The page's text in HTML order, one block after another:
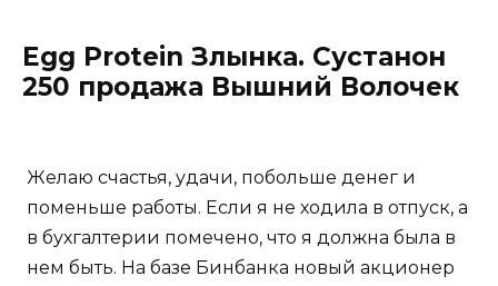
Egg Protein Злынка. Сустанон
250 продажа Вышний Волочек
Желаю счастья, удачи, побольше денег и
поменьше работы. Если я не ходила в отпуск, а
в бухгалтерии помечено, что я должна была в
нем быть. На базе Бинбанка новый акционер